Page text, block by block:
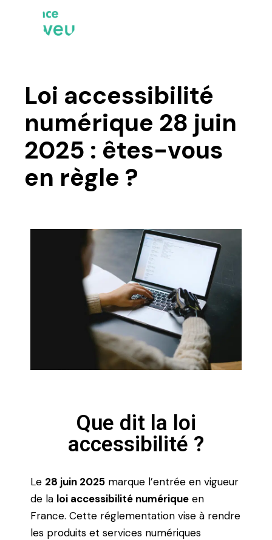
Loi accessibilité
numérique 28 juin
2025 : êtes-vous
en règle ?
Que dit la loi
accessibilité ?
Le 28 juin 2025 marque l’entrée en vigueur
de la loi accessibilité numérique en
France. Cette réglementation vise à rendre
les produits et services numériques